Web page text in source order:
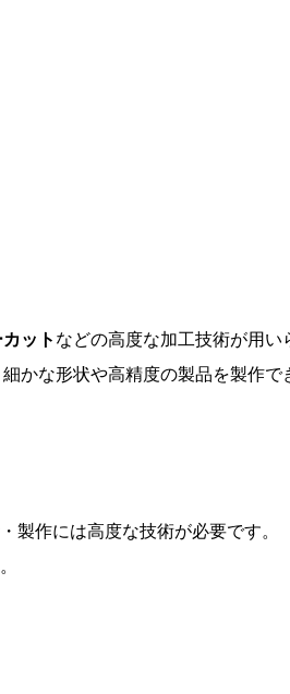
ット などの高度な加工技術が用い
かな形状や高精度の製品を製作で
製作には高度な技術が必要です。